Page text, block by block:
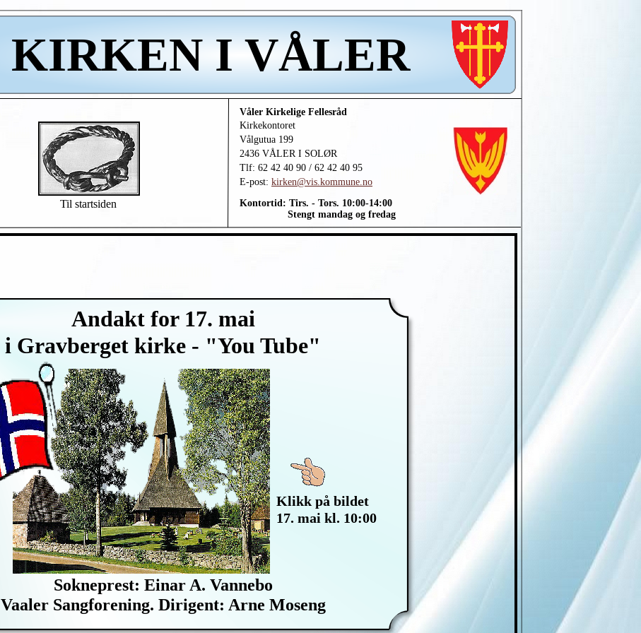
Våler Kirkelige Fellesråd
Kirkekontoret
Vålgutua 199
2436 VÅLER I SOLØR
Tlf: 62 42 40 90 / 62 42 40 95
E-post: kirken@vis.kommune.no
Kontortid: Tirs. - Tors. 10:00-14:00
Stengt mandag og fredag
KIRKEN I VÅLER
Til startsiden
Andakt for 17. mai
i Gravberget kirke - "You Tube"
Sokneprest: Einar A. Vannebo
Vaaler Sangforening. Dirigent: Arne Moseng
Klikk på bildet
17. mai kl. 10:00